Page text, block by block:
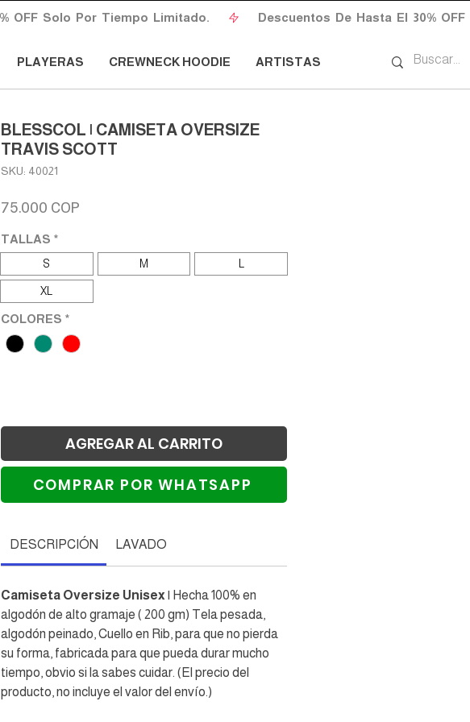
PLAYERAS CREWNECK HOODIE ARTISTAS
BLESSCOL | CAMISETA OVERSIZE
TRAVIS SCOTT
SKU: 40021
75.000 COP
TALLAS *
S M L
XL
COLORES *
AGREGAR AL CARRITO
Realizar compra
DESCRIPCIÓN LAVADO
Camiseta Oversize Unisex | Hecha 100% en
algodón de alto gramaje ( 200 gm) Tela pesada,
algodón peinado, Cuello en Rib, para que no pierda
su forma, fabricada para que pueda durar mucho
tiempo, obvio si la sabes cuidar. (El precio del
producto, no incluye el valor del envío.)
COMPRAR POR WHATSAPP